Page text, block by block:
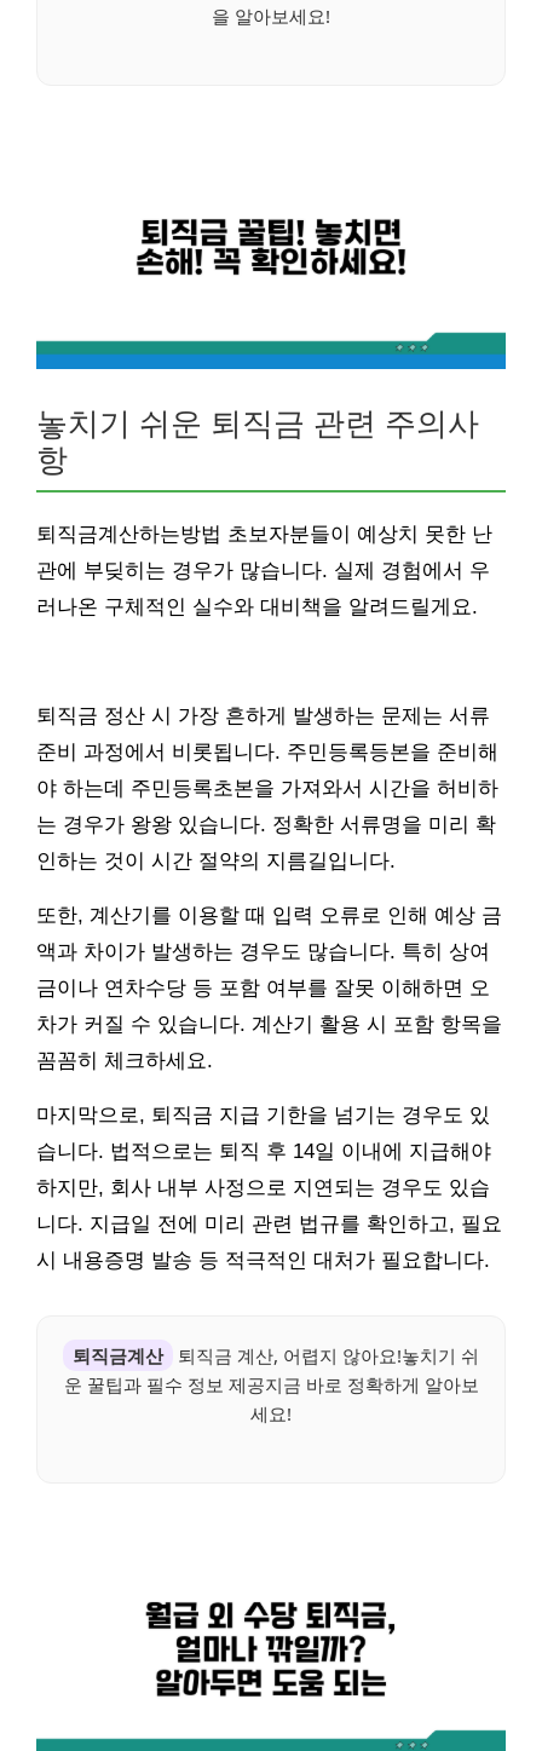
을 알아보세요!
놓치기 쉬운 퇴직금 관련 주의사
항
퇴직금계산하는방법 초보자분들이 예상치 못한 난
관에 부딪히는 경우가 많습니다. 실제 경험에서 우
러나온 구체적인 실수와 대비책을 알려드릴게요.
퇴직금 정산 시 가장 흔하게 발생하는 문제는 서류
준비 과정에서 비롯됩니다. 주민등록등본을 준비해
야 하는데 주민등록초본을 가져와서 시간을 허비하
는 경우가 왕왕 있습니다. 정확한 서류명을 미리 확
인하는 것이 시간 절약의 지름길입니다.
또한, 계산기를 이용할 때 입력 오류로 인해 예상 금
액과 차이가 발생하는 경우도 많습니다. 특히 상여
금이나 연차수당 등 포함 여부를 잘못 이해하면 오
차가 커질 수 있습니다. 계산기 활용 시 포함 항목을
꼼꼼히 체크하세요.
마지막으로, 퇴직금 지급 기한을 넘기는 경우도 있
습니다. 법적으로는 퇴직 후 14일 이내에 지급해야
하지만, 회사 내부 사정으로 지연되는 경우도 있습
니다. 지급일 전에 미리 관련 법규를 확인하고, 필요
시 내용증명 발송 등 적극적인 대처가 필요합니다.
퇴직금계산
퇴직금 계산, 어렵지 않아요!놓치기 쉬
운 꿀팁과 필수 정보 제공지금 바로 정확하게 알아보
세요!